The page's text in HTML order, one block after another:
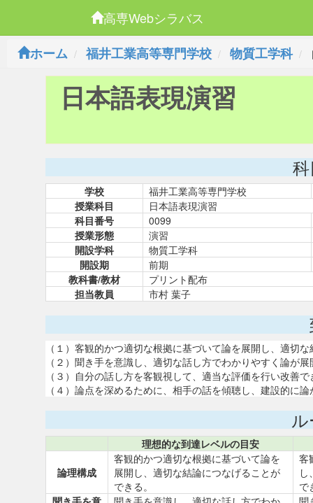
高専Webシラバス
ホーム
福井工業高等専門学校 物質工学科
日本語表現演習
学校
福井工業高等専門学校
授業科目
日本語表現演習
科目番号
0099
授業形態
演習
開設学科
物質工学科
開設期
前期
教科書/教材
プリント配布
担当教員
市村 葉子
（１）客観的かつ適切な根拠に基づいて論を展開し、適切
（２）聞き手を意識し、適切な話し方でわかりやすく論が
（３）自分の話し方を客観視して、適当な評価を行い改善で
（４）論点を深めるために、相手の話を傾聴し、建設的に
理想的な到達レベルの目安
論理構成
客観的かつ適切な根拠に基づいて論を
展開し、適切な結論につなげることが
できる。
客
で